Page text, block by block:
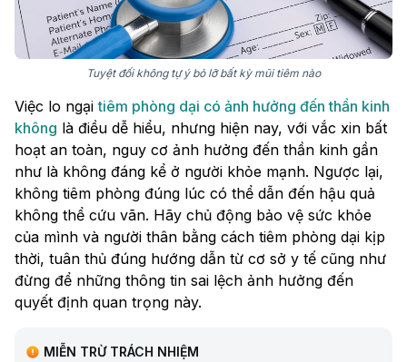
Tuyệt đối không tự ý bỏ lỡ bất kỳ mũi tiêm nào
Việc lo ngạitiêm phòng dại có ảnh hưởng đến thần kinh
không là điều dễ hiểu, nhưng hiện nay, với vắc xin bất
hoạt an toàn, nguy cơ ảnh hưởng đến thần kinh gần
như là không đáng kể ở người khỏe mạnh. Ngược lại,
không tiêm phòng đúng lúc có thể dẫn đến hậu quả
không thể cứu vãn. Hãy chủ động bảo vệ sức khỏe
của mình và người thân bằng cách tiêm phòng dại kịp
thời, tuân thủ đúng hướng dẫn từ cơ sở y tế cũng như
đừng để những thông tin sai lệch ảnh hưởng đến
quyết định quan trọng này.
MIỄN TRỪ TRÁCH NHIỆM